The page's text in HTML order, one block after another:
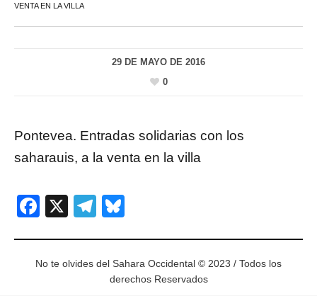
VENTA EN LA VILLA
29 DE MAYO DE 2016
0
Pontevea. Entradas solidarias con los
saharauis, a la venta en la villa
Facebook
X Telegram
No te olvides del Sahara Occidental © 2023 / Todos los
derechos Reservados